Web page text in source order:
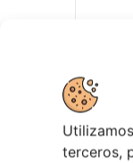
terceros,